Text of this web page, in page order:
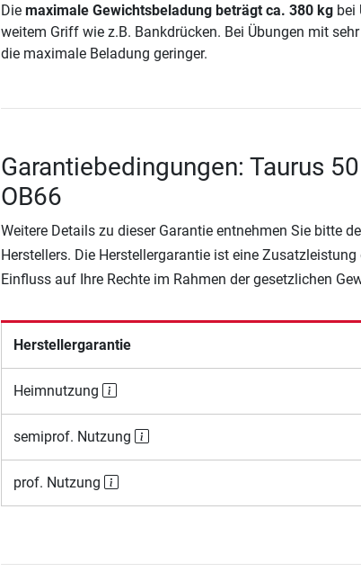
Die maximale Gewichtsbeladung beträgt ca. 380 kgbei
weitem Griff wie z.B. Bankdrücken. Bei Übungen mit
die maximale Beladung geringer.
Garantiebedingungen: Taurus
OB66
Weitere Details zu dieser Garantie entnehmen Sie bitte
Herstellers. Die Herstellergarantie ist eine
Einfluss auf Ihre Rechte im Rahmen der gesetzlichen
Herstellergarantie
Heimnutzung
semiprof. Nutzung
prof. Nutzung